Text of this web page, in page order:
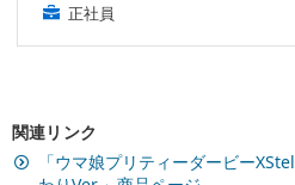
正社員
関連リンク
「ウマ娘プリティーダービー